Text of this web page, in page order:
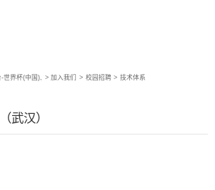
世界杯(中国), > 加入我们 > 校园招聘 > 技术体系
武汉）